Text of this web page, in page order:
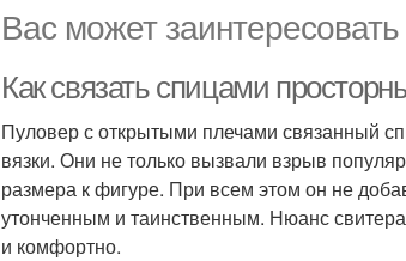
Вас может заинтересовать
Как связать спицами
Пуловер с открытыми плечами связанный
вязки. Они не только вызвали взрыв
размера к фигуре. При всем этом он не
утонченным и таинственным. Нюанс
и комфортно.